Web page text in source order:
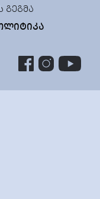
ᲒᲔᲒᲛᲐ